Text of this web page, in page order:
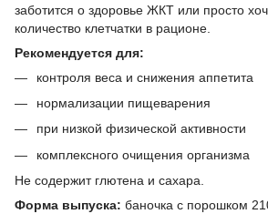
заботится о здоровье ЖКТ или просто
количество клетчатки в рационе.
Рекомендуется для:
контроля веса и снижения аппетита
нормализации пищеварения
при низкой физической активности
комплексного очищения организма
Не содержит глютена и сахара.
Форма выпуска: баночка с порошком